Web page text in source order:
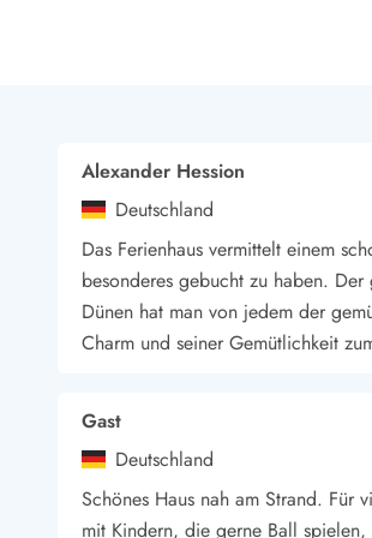
Finde Bernstein am Strand
Indoorspielländer in Dänemark
Zoos und Tierparks in Dänemark
Freizeitparks in Dänemark
Angeln in Dänemark
Bowling in Dänemark
Minigolf spielen in Dänemark
Golfen in Dänemark
Fitnesscenter in Dänemark
Fahrradfahren in Dänemark
Reiten in Dänemark
Alexander Hession
Deutschland
Das Ferienhaus vermittelt einem
besonderes gebucht zu haben.
Dünen hat man von jedem der
Charm und seiner Gemütlichkeit
Gast
Deutschland
Schönes Haus nah am Strand. Für
mit Kindern, die gerne Ball